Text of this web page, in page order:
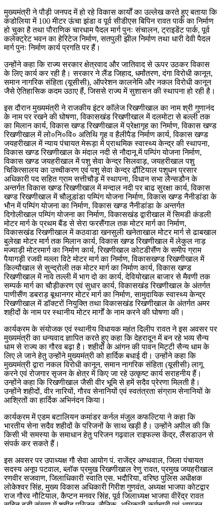
मुख्यमंत्री ने पौड़ी जनपद में हो रहे विकास कार्यों का उल्लेख करते हुए बताया कि
कंडोलिया में 100 मीटर ऊंचा झंडा व पूर्व सीडीएस बिपिन रावत पार्क का निर्माण
हो चुका है तथा पौराणिक चारधाम पैदल मार्ग पुनः संचालन, ट्राइडेंट पार्क, पूर्व
कलेक्ट्रेट भवन का हेरिटेज निर्माण, सतपुली झील निर्माण तथा धारी देवी पैदल
मार्ग पुनः निर्माण कार्य प्रगति पर हैं।
उन्होंने कहा कि राज्य सरकार क्षेत्रवाद और जातिवाद से ऊपर उठकर विकास
के लिए कार्य कर रही है। सरकार ने लैंड जिहाद, धर्मांतरण, दंगा विरोधी कानून,
समान नागरिक संहिता (यूसीसी), ऑपरेशन कालनेमि और नकल विरोधी कानून
जैसे ऐतिहासिक कदम उठाए हैं, जिससे राज्य में सुशासन की स्थापना हो रही है।
इस दौरान मुख्यमंत्री ने राजकीय इंटर कॉलेज रिखणीखाल का नाम श्री गुणानंद
के नाम पर रखने की घोषणा, विकासखंड रिखणीखाल में दलमोटा से बल्ली तक
का मिलान कार्य, विकास खण्ड रिखणीखाल में प्रेक्षागृह का निर्माण, विकास खण्ड
रिखणीखाल में लो०नि०वि० अतिथि गृह व हैलीपैड निर्माण कार्य, विकास खण्ड
जयहरीखाल में न्याय पंचायत मेरूड़ा में प्राथमिक स्वास्थ्य केन्द्र की स्थापना,
विकास खण्ड रिखणीखाल के मंदाल नदी से नौदानू में पम्पिंग योजना निर्माण,
विकास खण्ड जयहरीखाल में पशु सेवा केन्द्र सिलवाड़, जयहरीखाल पशु
चिकित्सालय का उच्चीकरण एवं पशु सेवा केन्द्र ढौंटियाल पशुधन प्रसार
अधिकारी पद सहित ग्राम सत्तीचौड़ में स्थापना, विधान सभा लैन्सडौन के
अन्तर्गत विकास खण्ड रिखणीखाल में मन्दाल नदी पर बाढ सुरक्षा कार्य, विकास
खण्ड रिखणीखाल में चौलूडांडा पम्पिंग योजना निर्माण, विकास खण्ड नैनीडांडा के
भौन में पम्पिंग योजना का निर्माण, विकास खण्ड नैनीडांडा के अन्तर्गत
दिगोलीखाल पम्पिंग योजना का निर्माण, विकासखंड द्वारीखाल में सिमडी कंडली
मोटर मार्ग के प्रथम बैंड से सेरा फरसैंगाल तक मोटर मार्ग का निर्माण,
विकासखंड रिखणीखाल में कठवाडा खनसुली खनेताखाल मोटर मार्ग से ढाबखाल
बुलेखा मोटर मार्ग तक मिलान कार्य, विकास खण्ड रिखणीखाल में लेकुल नाड़
मज्याड़ी मोटरमार्ग का निर्माण कार्य, रिखणीखाल कोटडीसैंण के समीप ग्राम
पैयागड़ी रजवी मल्ला विटे मोटर मार्ग का निर्माण, विकासखण्ड रिखणीखाल में
किल्यौखाल से सुन्द्रोली तक मोटर मार्ग का निर्माण कार्य, विकास खण्ड
रिखणीखाल में नावे तल्ली में भाग दो का कार्य, देवियोखाल बाजार से मैवणी तक
सम्पर्क मार्ग का चौड़ीकरण एवं सुधार कार्य, विकासखंड रिखणीखाल के अंतर्गत
पाणीसैंण डबराड़ बूथानगर मोटर मार्ग का निर्माण, सामुदायिक स्वास्थ्य केन्द्र
रिखणीखाल में डॉक्टरों नियुक्ति तथा विकासखंड रिखणीखाल के अंतर्गत अमर
शहीदों के नाम पर स्थानीय मोटर मार्गों के नाम करने की घोषणा की।
कार्यक्रम के संयोजक एवं स्थानीय विधायक महंत दिलीप रावत ने इस अवसर पर
मुख्यमंत्री का धन्यवाद ज्ञापित करते हुए कहा कि देहरादून में बन रहे भव्य सैन्य
धाम से राज्य का गौरव बढ़ा है। शहीदों के आंगन की पावन मिट्टी सैन्य धाम के
लिए ले जाने हेतु उन्होंने मुख्यमंत्री को हार्दिक बधाई दी। उन्होंने कहा कि
मुख्यमंत्री द्वारा नकल विरोधी कानून, समान नागरिक संहिता (यूसीसी) लागू
करने एवं रोजगार सृजन के क्षेत्र में किए जा रहे उत्कृष्ट कार्य सराहनीय हैं।
उन्होंने कहा कि रिखणीखाल जैसी वीर भूमि से हमें सदैव प्रेरणा मिलती है।
उन्होंने शहीदों, वीर नारियों, गौरव सेनानियों एवं स्वतंत्रता संग्राम सेनानियों के
आश्रितों का हार्दिक अभिनंदन किया।
कार्यक्रम में एडम बटालियन कमांडर कर्नल मंजुल कफल्टिया ने कहा कि
भारतीय सेना सदैव शहीदों के परिजनों के साथ खड़ी है। उन्होंने अपील की कि
किसी भी समस्या के समाधान हेतु परिजन गढ़वाल राइफल्स केंद्र, लैंसडाउन से
संपर्क कर सकते हैं।
इस अवसर पर उपाध्यक्ष गौ सेवा आयोग पं. राजेंद्र अण्थवाल, जिला पंचायत
सदस्य अनूप पटवाल, ब्लॉक प्रमुख रिखणीखाल रेणु रावत, प्रमुख जयहरीखाल
रणवीर सजवाण, जिलाधिकारी स्वाति एस. भदौरिया, वरिष्ठ पुलिस अधीक्षक
लोकेश्वर सिंह, मुख्य विकास अधिकारी गिरीश गुणवंत, अध्यक्ष भाजपा कोटद्वार
राज गौरव नौटियाल, कैप्टन मनवर सिंह, पूर्व जिलाध्यक्ष भाजपा वीरेंद्र रावत